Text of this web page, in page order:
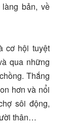
bản, về
cơ hội tuyệt
qua những
Thắng
hơn và nổi
sôi động,
thân…